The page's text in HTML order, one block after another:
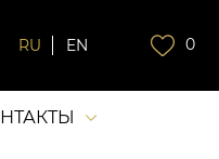
RU EN 0